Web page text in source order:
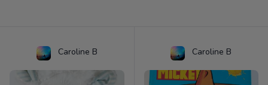
Caroline B Caroline B